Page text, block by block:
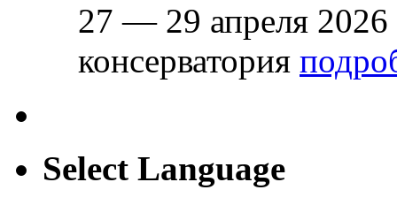
27 — 29 апреля 2026
консерватория
Select Language